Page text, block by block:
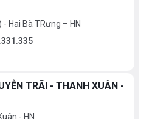
Home Connect
AquaStop
Hai Bà TRưng – HN
TRÃI - THANH XUÂN -
- HN